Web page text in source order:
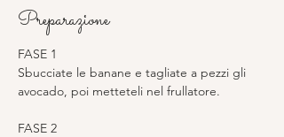
Preparazione
FASE 1
Sbucciate le banane e tagliate a pezzi gli
avocado, poi metteteli nel frullatore.
FASE 2